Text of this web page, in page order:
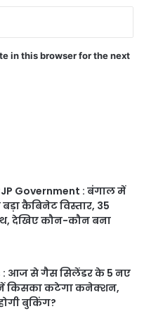
in this browser for the next
Government : बंगाल में
कैबिनेट विस्तार, 35
देखिए कौन-कौन बना
: आज से गैस सिलेंडर के 5 नए
किसका कटेगा कनेक्शन,
बुकिंग?